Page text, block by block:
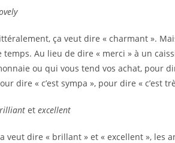
ça veut dire « charmant ».
temps. Au lieu de dire « merci » à un
ou qui vous tend vos achat, pour
dire « c’est sympa », pour dire « c’est
et excellent
veut dire « brillant » et « excellent », les